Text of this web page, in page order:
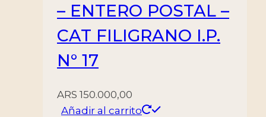
– ENTERO POSTAL –
CAT FILIGRANO I.P.
N° 17
ARS 150.000,00
Añadir al carrito